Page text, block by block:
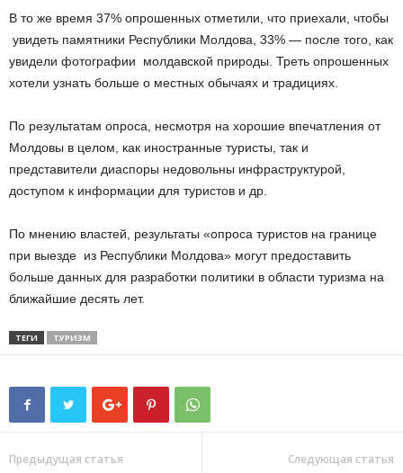
В то же время 37% опрошенных отметили, что приехали, чтобы
увидеть памятники Республики Молдова, 33% — после того, как
увидели фотографии молдавской природы. Треть опрошенных
хотели узнать больше о местных обычаях и традициях.
По результатам опроса, несмотря на хорошие впечатления от
Молдовы в целом, как иностранные туристы, так и
представители диаспоры недовольны инфраструктурой,
доступом к информации для туристов и др.
По мнению властей, результаты «опроса туристов на границе
при выезде из Республики Молдова» могут предоставить
больше данных для разработки политики в области туризма на
ближайшие десять лет.
ТЕГИ ТУРИЗМ
Предыдущая статья Следующая статья